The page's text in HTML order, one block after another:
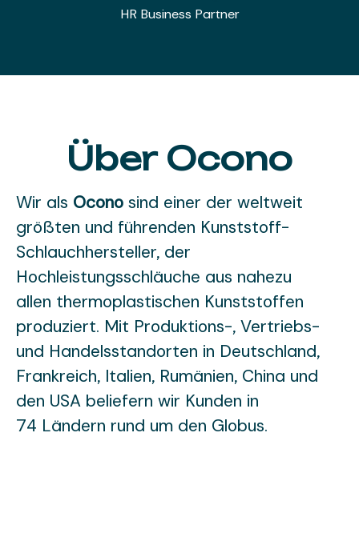
HR Business Partner
Über Ocono
Wir als Ocono sind einer der weltweit
größten und führenden Kunststoff-
Schlauchhersteller, der
Hochleistungsschläuche aus nahezu
allen thermoplastischen Kunststoffen
produziert. Mit Produktions-, Vertriebs-
und Handelsstandorten in Deutschland,
Frankreich, Italien, Rumänien, China und
den USA beliefern wir Kunden in
74 Ländern rund um den Globus.